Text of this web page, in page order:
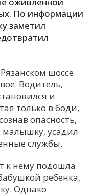
Х
Ч
Я
По информации
заметил
шоссе
Водитель,
и
только в боди,
опасность,
усадил
службы.
к нему подошла
ребенка,
Однако